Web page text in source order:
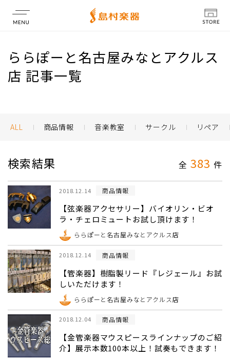
店舗情報
ららぽーと名古屋みなとアクルス
店 記事一覧
ALL 商品情報 音楽教室 サークル リペア
検索結果 全 383 件
2018.12.14 商品情報
【弦楽器アクセサリー】バイオリン・ビオ
ラ・チェロミュートお試し頂けます！
ららぽーと名古屋みなとアクルス店
2018.12.14 商品情報
【管楽器】樹脂製リード『レジェール』お試
しいただけます！
ららぽーと名古屋みなとアクルス店
2018.12.04 商品情報
【金管楽器マウスピースラインナップのご紹
介】展示本数100本以上！試奏もできます！